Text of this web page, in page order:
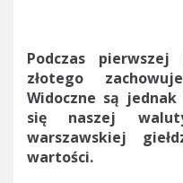
Podczas
złotego
Widoczne są
się naszej
warszawskiej
wartości.